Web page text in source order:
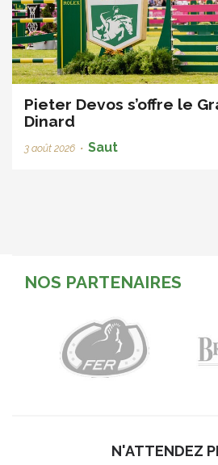
Pieter Devos s’offre le
Dinard
3 août 2026 • Saut
NOS PARTENAIRES
N'ATTENDEZ